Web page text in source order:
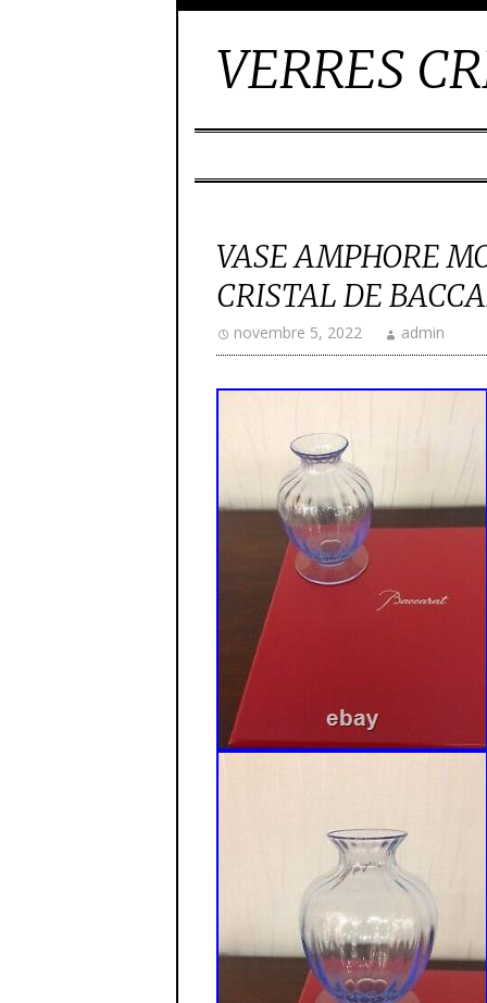
VERRES
VASE AMPHORE
CRISTAL DE
novembre 5, 2022 admin